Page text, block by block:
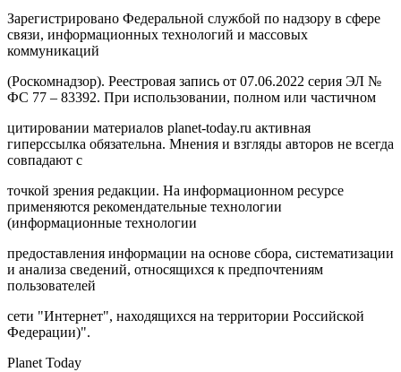
Зарегистрировано Федеральной службой по надзору в сфере
связи, информационных технологий и массовых
коммуникаций
(Роскомнадзор). Реестровая запись от 07.06.2022 серия ЭЛ №
ФС 77 – 83392. При использовании, полном или частичном
цитировании материалов planet-today.ru активная
гиперссылка обязательна. Мнения и взгляды авторов не всегда
совпадают с
точкой зрения редакции. На информационном ресурсе
применяются рекомендательные технологии
(информационные технологии
предоставления информации на основе сбора, систематизации
и анализа сведений, относящихся к предпочтениям
пользователей
сети "Интернет", находящихся на территории Российской
Федерации)".
Planet Today